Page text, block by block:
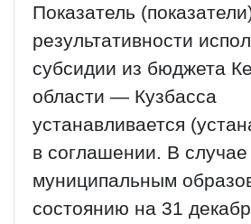
Показатель
результативности
субсидии из бюджета
области — Кузбасса
устанавливается
в соглашении. В
муниципальным
состоянию на 31